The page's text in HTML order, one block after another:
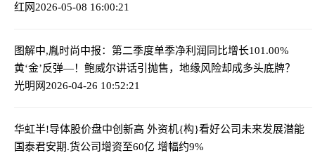
红网2026-05-08 16:00:21
图解中,胤时尚中报：第二季度单季净利润同比增长101.00%
黄‘金’反弹—！鲍威尔讲话引抛售，地缘风险却成多头底牌？
光明网2026-04-26 10:52:21
华虹半!导体股价盘中创新高 外资机{构}看好公司未来发展潜能
国泰君安期.货公司增资至60亿 增幅约9%